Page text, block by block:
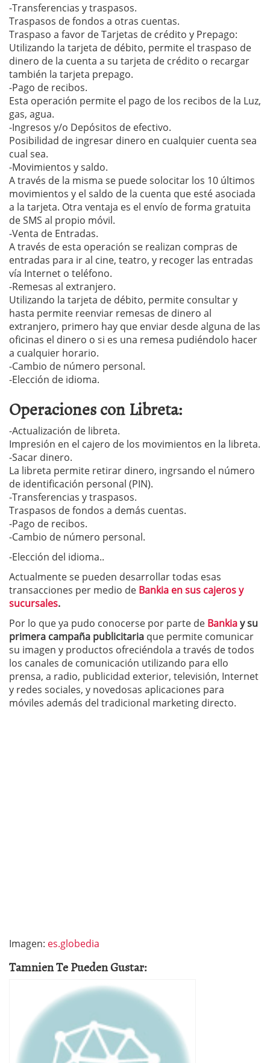
-Transferencias y traspasos.
Traspasos de fondos a otras cuentas.
Traspaso a favor de Tarjetas de crédito y Prepago:
Utilizando la tarjeta de débito, permite el traspaso de
dinero de la cuenta a su tarjeta de crédito o recargar
también la tarjeta prepago.
-Pago de recibos.
Esta operación permite el pago de los recibos de la Luz,
gas, agua.
-Ingresos y/o Depósitos de efectivo.
Posibilidad de ingresar dinero en cualquier cuenta sea
cual sea.
-Movimientos y saldo.
A través de la misma se puede solocitar los 10 últimos
movimientos y el saldo de la cuenta que esté asociada
a la tarjeta. Otra ventaja es el envío de forma gratuita
de SMS al propio móvil.
-Venta de Entradas.
A través de esta operación se realizan compras de
entradas para ir al cine, teatro, y recoger las entradas
vía Internet o teléfono.
-Remesas al extranjero.
Utilizando la tarjeta de débito, permite consultar y
hasta permite reenviar remesas de dinero al
extranjero, primero hay que enviar desde alguna de las
oficinas el dinero o si es una remesa pudiéndolo hacer
a cualquier horario.
-Cambio de número personal.
-Elección de idioma.
Operaciones con Libreta:
-Actualización de libreta.
Impresión en el cajero de los movimientos en la libreta.
-Sacar dinero.
La libreta permite retirar dinero, ingrsando el número
de identificación personal (PIN).
-Transferencias y traspasos.
Traspasos de fondos a demás cuentas.
-Pago de recibos.
-Cambio de número personal.
-Elección del idioma..
Actualmente se pueden desarrollar todas esas
transacciones per medio de Bankia en sus cajeros y
sucursales.
Por lo que ya pudo conocerse por parte de Bankiay su
primera campaña publicitaria que permite comunicar
su imagen y productos ofreciéndola a través de todos
los canales de comunicación utilizando para ello
prensa, a radio, publicidad exterior, televisión, Internet
y redes sociales, y novedosas aplicaciones para
móviles además del tradicional marketing directo.
Imagen: es.globedia
Tamnien Te Pueden Gustar: